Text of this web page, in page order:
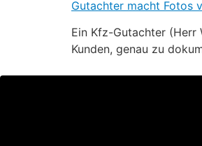
Ein Kfz-Gutachter (Herr
Kunden, genau zu